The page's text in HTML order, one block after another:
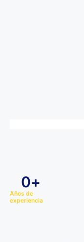
Años de
experiencia
0+